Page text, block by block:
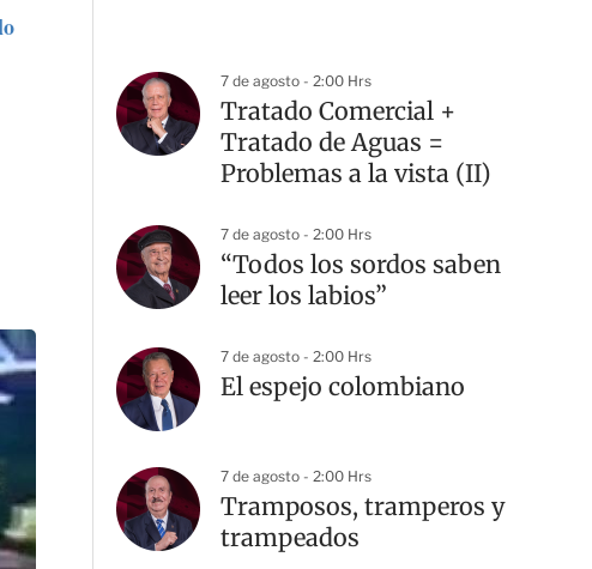
7 de agosto - 2:00 Hrs
Tratado Comercial +
Tratado de Aguas =
Problemas a la vista (II)
7 de agosto - 2:00 Hrs
“Todos los sordos saben
leer los labios”
7 de agosto - 2:00 Hrs
El espejo colombiano
7 de agosto - 2:00 Hrs
Tramposos, tramperos y
trampeados